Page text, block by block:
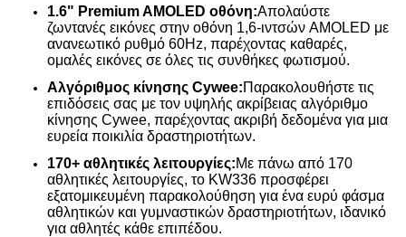
1.6" Premium AMOLED οθόνη:Απολαύστε
ζωντανές εικόνες στην οθόνη 1,6-ιντσών AMOLED με
ανανεωτικό ρυθμό 60Hz, παρέχοντας καθαρές,
ομαλές εικόνες σε όλες τις συνθήκες φωτισμού.
Αλγόριθμος κίνησης Cywee:Παρακολουθήστε τις
επιδόσεις σας με τον υψηλής ακρίβειας αλγόριθμο
κίνησης Cywee, παρέχοντας ακριβή δεδομένα για μια
ευρεία ποικιλία δραστηριοτήτων.
170+ αθλητικές λειτουργίες:Με πάνω από 170
αθλητικές λειτουργίες, το KW336 προσφέρει
εξατομικευμένη παρακολούθηση για ένα ευρύ φάσμα
αθλητικών και γυμναστικών δραστηριοτήτων, ιδανικό
για αθλητές κάθε επιπέδου.